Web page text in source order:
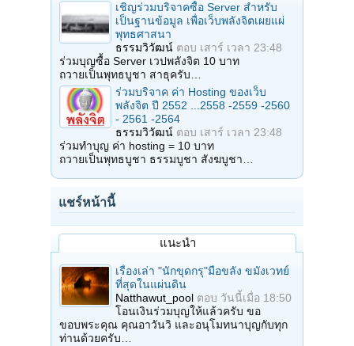
เชิญร่วมบริจาคซื้อ Server สำหรับ
เป็นฐานข้อมูล เพื่อเว็บพลังจิตเผยแผ่
พุทธศาสนา
ธรรมวิวัฒน์ ตอบ เสาร์ เวลา 23:48
ร่วมบุญซื้อ Server เวปพลังจิต 10 บาท
ถวายเป็นพุทธบูชา สาธุครับ…
ร่วมบริจาค ค่า Hosting ของเว็บ
พลังจิต ปี 2552 ...2558 -2559 -2560
- 2561 -2564
ธรรมวิวัฒน์ ตอบ เสาร์ เวลา 23:48
ร่วมทำบุญ ค่า hosting = 10 บาท
ถวายเป็นพุทธบูชา ธรรมบูชา สังฆบูชา…
แชร์หน้านี้
แนะนำ
เรื่องเล่า "นักขุดกรุ"มือขลัง ขมังเวทย์
ที่สุดในแผ่นดิน
Natthawut_pool ตอบ วันนี้เมื่อ 18:50
โอนเงินร่วมบุญให้แล้วครับ ขอ
ขอบพระคุณ คุณอาวันวิ และอนุโมทนาบุญกับทุก
ท่านด้วยครับ…